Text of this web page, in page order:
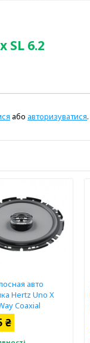
SL 6.2
або авторизуватися.
авто
Hertz Uno X
Coaxial
₴